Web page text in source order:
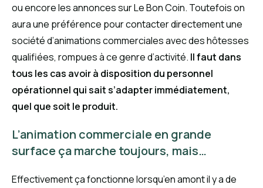
ou encore les annonces sur Le Bon Coin. Toutefois on
aura une préférence pour contacter directement une
société d’animations commerciales avec des hôtesses
qualifiées, rompues à ce genre d’activité. Il faut dans
tous les cas avoir à disposition du personnel
opérationnel qui sait s’adapter immédiatement,
quel que soit le produit.
L’animation commerciale en grande
surface ça marche toujours, mais…
Effectivement ça fonctionne lorsqu’en amont il y a de